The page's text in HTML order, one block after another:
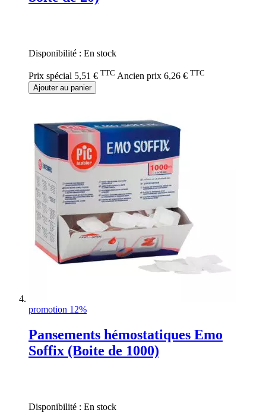
Disponibilité : En stock
Prix spécial 5,51 € TTC Ancien prix 6,26 € TTC
Ajouter au panier
promotion 12%
Pansements hémostatiques Emo
Soffix (Boite de 1000)
Disponibilité : En stock